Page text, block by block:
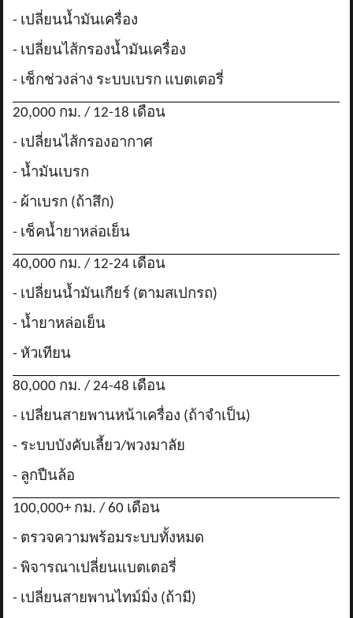
- เปลี่ยนน้ำมันเครื่อง
- เปลี่ยนไส้กรองน้ำมันเครื่อง
- เช็กช่วงล่าง ระบบเบรก แบตเตอรี่
20,000 กม. / 12-18 เดือน
- เปลี่ยนไส้กรองอากาศ
- น้ำมันเบรก
- ผ้าเบรก (ถ้าสึก)
- เช็คน้ำยาหล่อเย็น
40,000 กม. / 12-24 เดือน
- เปลี่ยนน้ำมันเกียร์ (ตามสเปกรถ)
- น้ำยาหล่อเย็น
- หัวเทียน
80,000 กม. / 24-48 เดือน
- เปลี่ยนสายพานหน้าเครื่อง (ถ้าจำเป็น)
- ระบบบังคับเลี้ยว/พวงมาลัย
- ลูกปืนล้อ
100,000+ กม. / 60 เดือน
- ตรวจความพร้อมระบบทั้งหมด
- พิจารณาเปลี่ยนแบตเตอรี่
- เปลี่ยนสายพานไทม์มิ่ง (ถ้ามี)